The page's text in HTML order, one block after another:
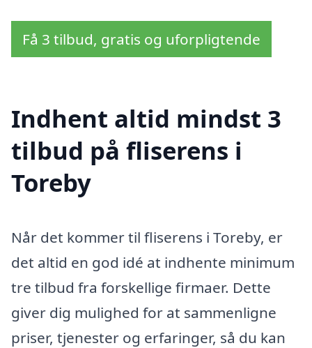
Få 3 tilbud, gratis og uforpligtende
Indhent altid mindst 3
tilbud på fliserens i
Toreby
Når det kommer til fliserens i Toreby, er
det altid en god idé at indhente minimum
tre tilbud fra forskellige firmaer. Dette
giver dig mulighed for at sammenligne
priser, tjenester og erfaringer, så du kan